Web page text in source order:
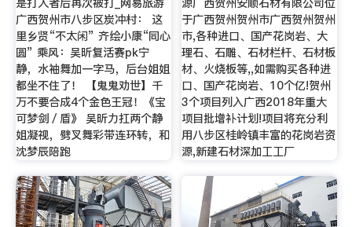
是打人者后再次被打_网易旅游
广西贺州市八步区炭冲村： 这
里乡贤“不太闲” 齐绘小康“同心
圆” 乘风：吴昕复活赛pk宁
静，水袖舞加一字马，后台姐姐
都坐不住了！ 【鬼鬼劝世】千
万不要合成4个金色王冠！《宝
可梦剑／盾》 吴昕力扛两个静
姐凝视，劈叉舞彩带连环转，和
沈梦辰陪跑
源广西贺州安顺石材有限公司位
于广西贺州贺州市广西贺州贺州
市,各种进口、国产花岗岩、大
理石、石雕、石材栏杆、石材板
材、火烧板等,,如需购买各种进
口、国产花岗岩、10个亿!贺州
3个项目列入广西2018年重大
项目批增补计划!项目将充分利
用八步区桂岭镇丰富的花岗岩资
源,新建石材深加工工厂